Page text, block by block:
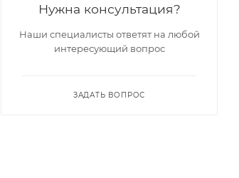
Нужна консультация?
Наши специалисты ответят на любой
интересующий вопрос
ЗАДАТЬ ВОПРОС